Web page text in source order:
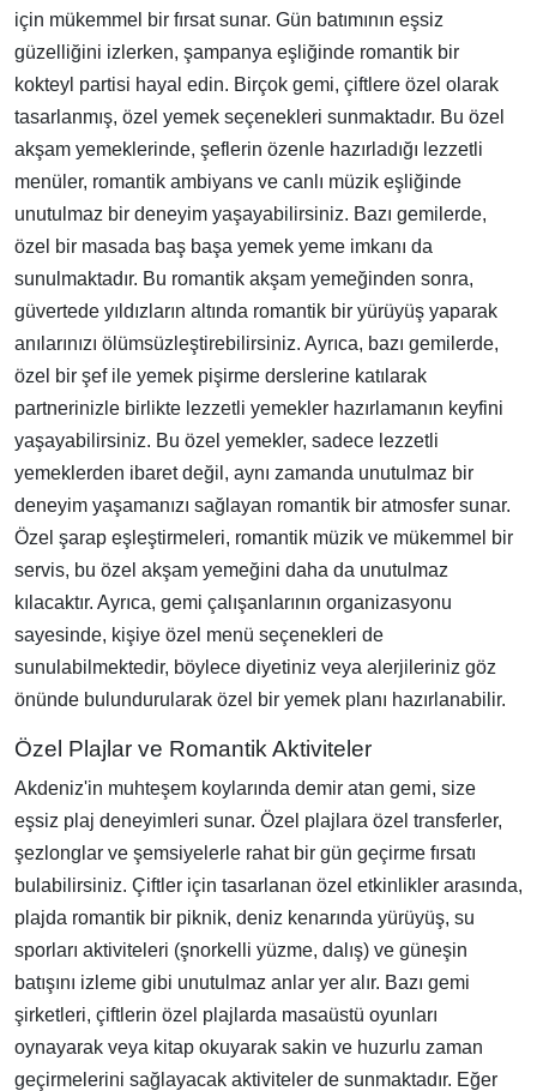
için mükemmel bir fırsat sunar. Gün batımının eşsiz
güzelliğini izlerken, şampanya eşliğinde romantik bir
kokteyl partisi hayal edin. Birçok gemi, çiftlere özel olarak
tasarlanmış, özel yemek seçenekleri sunmaktadır. Bu özel
akşam yemeklerinde, şeflerin özenle hazırladığı lezzetli
menüler, romantik ambiyans ve canlı müzik eşliğinde
unutulmaz bir deneyim yaşayabilirsiniz. Bazı gemilerde,
özel bir masada baş başa yemek yeme imkanı da
sunulmaktadır. Bu romantik akşam yemeğinden sonra,
güvertede yıldızların altında romantik bir yürüyüş yaparak
anılarınızı ölümsüzleştirebilirsiniz. Ayrıca, bazı gemilerde,
özel bir şef ile yemek pişirme derslerine katılarak
partnerinizle birlikte lezzetli yemekler hazırlamanın keyfini
yaşayabilirsiniz. Bu özel yemekler, sadece lezzetli
yemeklerden ibaret değil, aynı zamanda unutulmaz bir
deneyim yaşamanızı sağlayan romantik bir atmosfer sunar.
Özel şarap eşleştirmeleri, romantik müzik ve mükemmel bir
servis, bu özel akşam yemeğini daha da unutulmaz
kılacaktır. Ayrıca, gemi çalışanlarının organizasyonu
sayesinde, kişiye özel menü seçenekleri de
sunulabilmektedir, böylece diyetiniz veya alerjileriniz göz
önünde bulundurularak özel bir yemek planı hazırlanabilir.
Özel Plajlar ve Romantik Aktiviteler
Akdeniz'in muhteşem koylarında demir atan gemi, size
eşsiz plaj deneyimleri sunar. Özel plajlara özel transferler,
şezlonglar ve şemsiyelerle rahat bir gün geçirme fırsatı
bulabilirsiniz. Çiftler için tasarlanan özel etkinlikler arasında,
plajda romantik bir piknik, deniz kenarında yürüyüş, su
sporları aktiviteleri (şnorkelli yüzme, dalış) ve güneşin
batışını izleme gibi unutulmaz anlar yer alır. Bazı gemi
şirketleri, çiftlerin özel plajlarda masaüstü oyunları
oynayarak veya kitap okuyarak sakin ve huzurlu zaman
geçirmelerini sağlayacak aktiviteler de sunmaktadır. Eğer